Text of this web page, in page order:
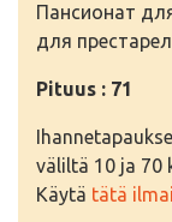
Пансионат
для
Pituus : 71
väliltä 10 ja 70
Käytä tätä